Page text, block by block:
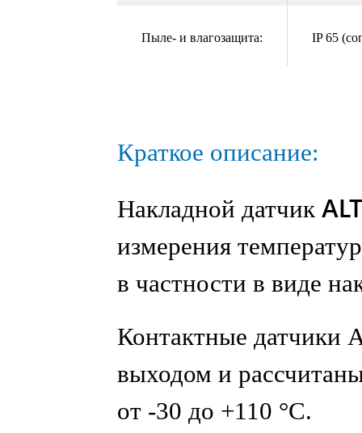
Пыле- и влагозащита: IP 65
Краткое описание:
Накладной датчик
измерения
в частности в виде
Контактные датчики
выходом и
от -30 до +110 °C.